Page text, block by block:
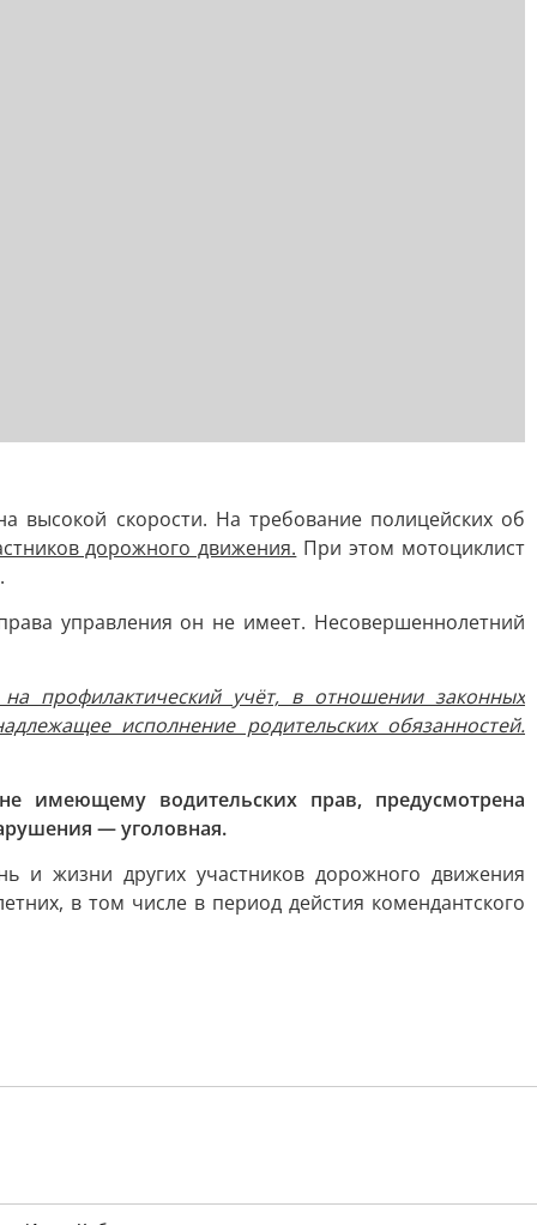
высокой скорости. На требование полицейских об
дорожного движения. При этом мотоциклист
управления он не имеет. Несовершеннолетний
на профилактический учёт, в отношении законных
исполнение родительских обязанностей.
имеющему водительских прав, предусмотрена
— уголовная.
и жизни других участников дорожного движения
в том числе в период дейстия комендантского